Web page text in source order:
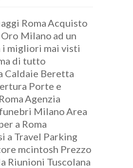
RomaAcquisto
Oro Milano ad un
i migliori mai visti
di tutto
Caldaie Beretta
Porte e
Agenzia
MilanoArea
a Roma
a Travel Parking
mcintosh Prezzo
Riunioni Tuscolana